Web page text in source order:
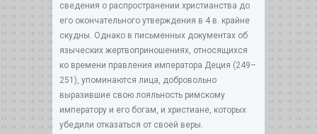
сведения о распространении христианства до
его окончательного утверждения в 4 в. крайне
скудны. Однако в письменных документах об
языческих жертвоприношениях, относящихся
ко времени правления императора Деция (249–
251), упоминаются лица, добровольно
выразившие свою лояльность римскому
императору и его богам, и христиане, которых
убедили отказаться от своей веры.